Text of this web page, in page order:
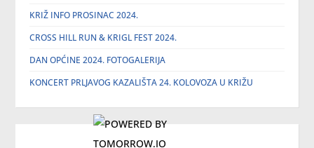
KRIŽ INFO PROSINAC 2024.
CROSS HILL RUN & KRIGL FEST 2024.
DAN OPĆINE 2024. FOTOGALERIJA
KONCERT PRLJAVOG KAZALIŠTA 24. KOLOVOZA U KRIŽU